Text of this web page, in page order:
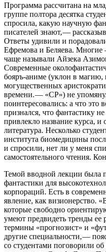
Программа рассчитана на
группе полтора десятка
спросила, какую научную
писателей знают, —
Ответы удивили и
Ефремова и Беляева.
чаще называли Айзека
Современные
бояръ-аниме (уклон в магию,
могущественных
времени. — ​«СР») не
поинтересовались: а что это
признался, что фантастику
привлекло название курса, и
литература. Несколько
института биомедицины
и спросили, нет ли у меня
самостоятельного чтения.
Темой вводной лекции была
фантастики для
корпораций. Есть в
явление, как визионерство.
которые свободно
умеют предвидеть тренды
термины «прогнозист» и
другие специальности, —
со студентами поговорили